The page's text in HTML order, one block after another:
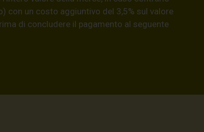
con un costo aggiuntivo del 3,5% sul valore
di concludere il pagamento al seguente